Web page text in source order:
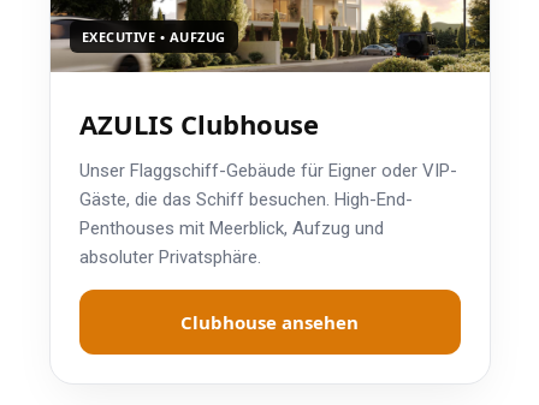
EXECUTIVE • AUFZUG
AZULIS Clubhouse
Unser Flaggschiff-Gebäude für Eigner oder VIP-
Gäste, die das Schiff besuchen. High-End-
Penthouses mit Meerblick, Aufzug und
absoluter Privatsphäre.
Clubhouse ansehen